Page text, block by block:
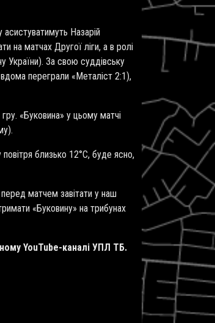
Назарій
на матчах Другої ліги, а в ролі
України). За свою суддівську
переграли «Металіст 2:1),
«Буковина» у цьому матчі
близько 12°С, буде ясно,
матчем завітати у наш
«Буковину» на трибунах
YouTube-каналі УПЛ ТБ.